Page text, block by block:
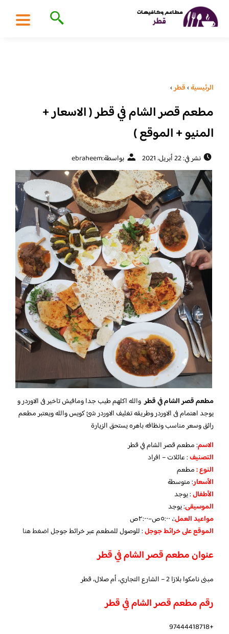
الرئيسية›قطر›
مطعم قصر الشام في قطر ( الاسعار +
المنيو + الموقع )
نشر في: 22 أبريل، 2021 بواسطة:ebraheem
مطعم قصر الشام في قطر والله اكلهم طيب جدا ومافيش تاخير فى الاوردر و
يوجد اهتمام فى الاوردر وطريقه تغليف الاوردر شئ كويس والله ويعتبر مطعم
رائق وسعر مناسب ونظافه باهره يستحق الزيارة
الاسم: مطعم قصر الشام في قطر
التصنيف: عائلات – افراد
النوع :مطعم
الأسعار:متوسطة
الأطفال:يوجد
الموسيقى:يوجد
مواعيد العمل:، ٥:٠٠ص–٢:٠٠ص
الموقع على خرائط جوجل: للوصول للمطعم عبر خرائط جوجلاضغط هنا
عنوان مطعم قصر الشام في قطر
مبنى نامكوا بلازا 2 – الشارع التجاري، أم صلال، قطر
رقم مطعم قصر الشام في قطر
+97444418718